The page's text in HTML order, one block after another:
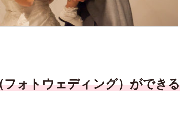
ォトウェディング）ができる